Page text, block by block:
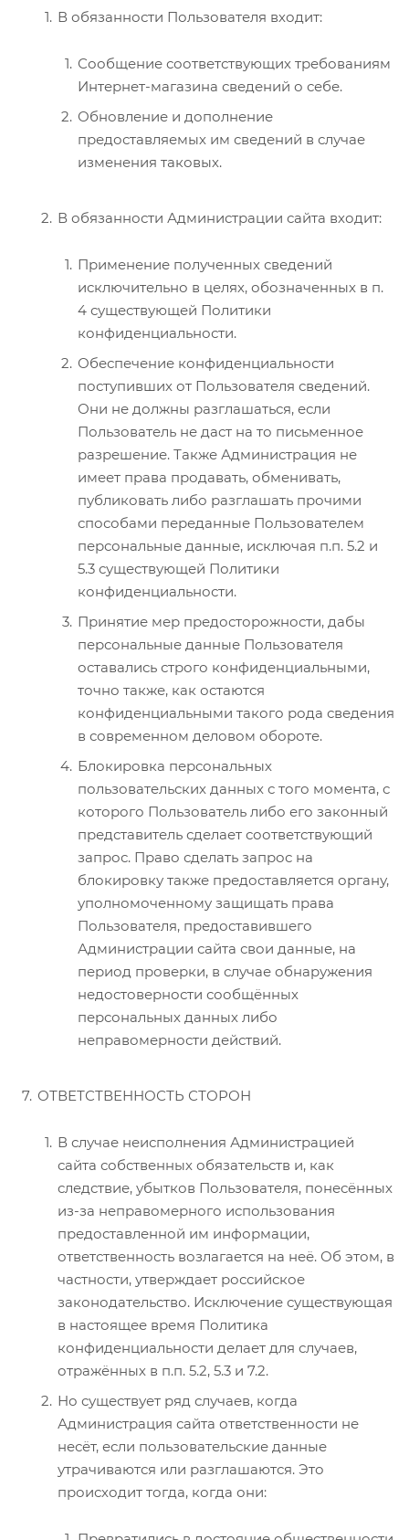
В обязанности Пользователя входит:
Сообщение соответствующих требованиям
Интернет-магазина сведений о себе.
Обновление и дополнение
предоставляемых им сведений в случае
изменения таковых.
В обязанности Администрации сайта входит:
Применение полученных сведений
исключительно в целях, обозначенных в п.
4 существующей Политики
конфиденциальности.
Обеспечение конфиденциальности
поступивших от Пользователя сведений.
Они не должны разглашаться, если
Пользователь не даст на то письменное
разрешение. Также Администрация не
имеет права продавать, обменивать,
публиковать либо разглашать прочими
способами переданные Пользователем
персональные данные, исключая п.п. 5.2 и
5.3 существующей Политики
конфиденциальности.
Принятие мер предосторожности, дабы
персональные данные Пользователя
оставались строго конфиденциальными,
точно также, как остаются
конфиденциальными такого рода сведения
в современном деловом обороте.
Блокировка персональных
пользовательских данных с того момента, с
которого Пользователь либо его законный
представитель сделает соответствующий
запрос. Право сделать запрос на
блокировку также предоставляется органу,
уполномоченному защищать права
Пользователя, предоставившего
Администрации сайта свои данные, на
период проверки, в случае обнаружения
недостоверности сообщённых
персональных данных либо
неправомерности действий.
ОТВЕТСТВЕННОСТЬ СТОРОН
В случае неисполнения Администрацией
сайта собственных обязательств и, как
следствие, убытков Пользователя, понесённых
из-за неправомерного использования
предоставленной им информации,
ответственность возлагается на неё. Об этом, в
частности, утверждает российское
законодательство. Исключение существующая
в настоящее время Политика
конфиденциальности делает для случаев,
отражённых в п.п. 5.2, 5.3 и 7.2.
Но существует ряд случаев, когда
Администрация сайта ответственности не
несёт, если пользовательские данные
утрачиваются или разглашаются. Это
происходит тогда, когда они: